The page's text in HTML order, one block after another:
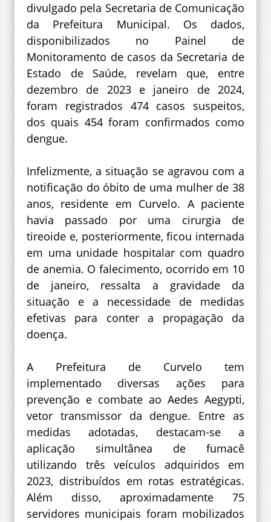
divulgado pela Secretaria de Comunicação
da Prefeitura Municipal. Os dados,
disponibilizados no Painel de
Monitoramento de casos da Secretaria de
Estado de Saúde, revelam que, entre
dezembro de 2023 e janeiro de 2024,
foram registrados 474 casos suspeitos,
dos quais 454 foram confirmados como
dengue.
Infelizmente, a situação se agravou com a
notificação do óbito de uma mulher de 38
anos, residente em Curvelo. A paciente
havia passado por uma cirurgia de
tireoide e, posteriormente, ficou internada
em uma unidade hospitalar com quadro
de anemia. O falecimento, ocorrido em 10
de janeiro, ressalta a gravidade da
situação e a necessidade de medidas
efetivas para conter a propagação da
doença.
A Prefeitura de Curvelo tem
implementado diversas ações para
prevenção e combate ao Aedes Aegypti,
vetor transmissor da dengue. Entre as
medidas adotadas, destacam-se a
aplicação simultânea de fumacê
utilizando três veículos adquiridos em
2023, distribuídos em rotas estratégicas.
Além disso, aproximadamente 75
servidores municipais foram mobilizados